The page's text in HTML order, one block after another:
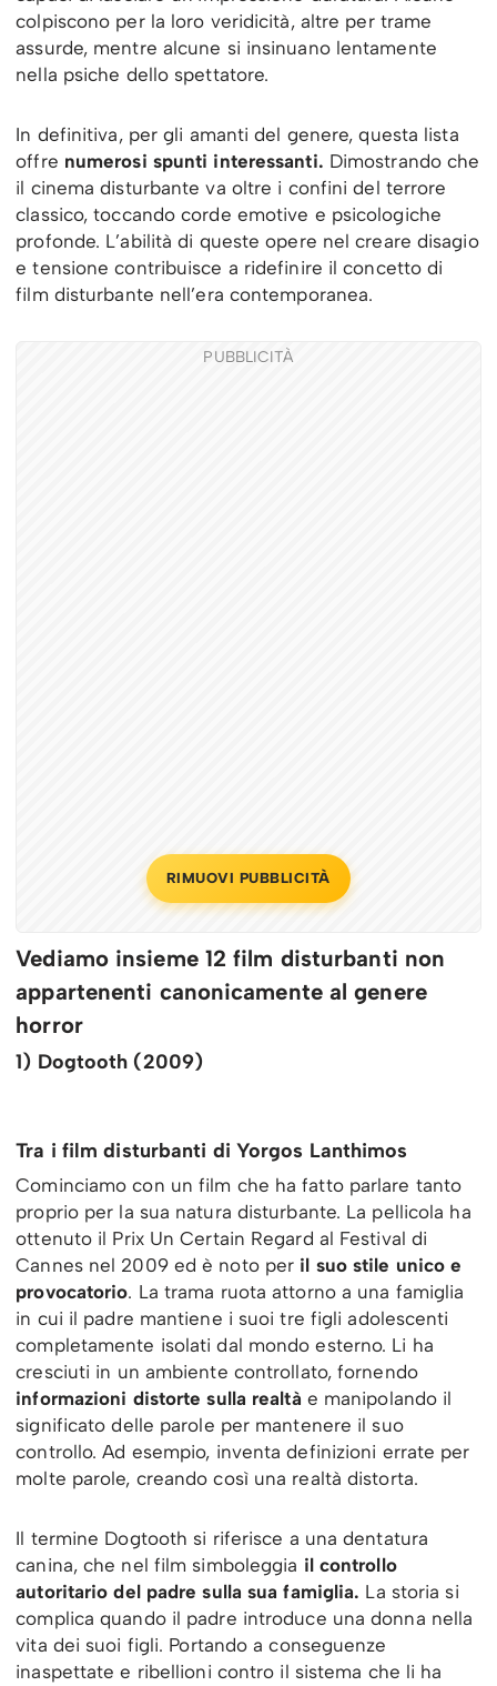
colpiscono per la loro veridicità, altre per trame
assurde, mentre alcune si insinuano lentamente
nella psiche dello spettatore.
In definitiva, per gli amanti del genere, questa lista
offre numerosi spunti interessanti. Dimostrando che
il cinema disturbante va oltre i confini del terrore
classico, toccando corde emotive e psicologiche
profonde. L’abilità di queste opere nel creare disagio
e tensione contribuisce a ridefinire il concetto di
film disturbante nell’era contemporanea.
PUBBLICITÀ
RIMUOVI PUBBLICITÀ
Vediamo insieme 12 film disturbanti non
appartenenti canonicamente al genere
horror
1) Dogtooth (2009)
Tra i film disturbanti di Yorgos Lanthimos
Cominciamo con un film che ha fatto parlare tanto
proprio per la sua natura disturbante. La pellicola ha
ottenuto il Prix Un Certain Regard al Festival di
Cannes nel 2009 ed è noto per il suo stile unico e
provocatorio. La trama ruota attorno a una famiglia
in cui il padre mantiene i suoi tre figli adolescenti
completamente isolati dal mondo esterno. Li ha
cresciuti in un ambiente controllato, fornendo
informazioni distorte sulla realtà e manipolando il
significato delle parole per mantenere il suo
controllo. Ad esempio, inventa definizioni errate per
molte parole, creando così una realtà distorta.
Il termine Dogtooth si riferisce a una dentatura
canina, che nel film simboleggia il controllo
autoritario del padre sulla sua famiglia. La storia si
complica quando il padre introduce una donna nella
vita dei suoi figli. Portando a conseguenze
inaspettate e ribellioni contro il sistema che li ha